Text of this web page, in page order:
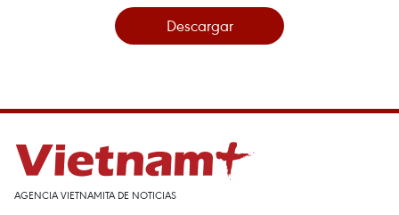
Descargar
AGENCIA VIETNAMITA DE NOTICIAS